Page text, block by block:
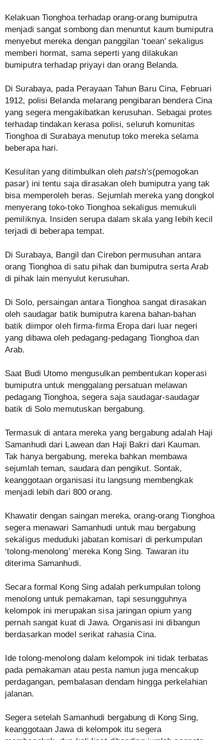
Kelakuan Tionghoa terhadap orang-orang bumiputra
menjadi sangat sombong dan menuntut kaum bumiputra
menyebut mereka dengan panggilan ‘toean’ sekaligus
memberi hormat, sama seperti yang dilakukan
bumiputra terhadap priyayi dan orang Belanda.
Di Surabaya, pada Perayaan Tahun Baru Cina, Februari
1912, polisi Belanda melarang pengibaran bendera Cina
yang segera mengakibatkan kerusuhan. Sebagai protes
terhadap tindakan kerasa polisi, seluruh komunitas
Tionghoa di Surabaya menutup toko mereka selama
beberapa hari.
Kesulitan yang ditimbulkan olehpatsh’s(pemogokan
pasar) ini tentu saja dirasakan oleh bumiputra yang tak
bisa memperoleh beras. Sejumlah mereka yang dongkol
menyerang toko-toko Tionghoa sekaligus memukuli
pemiliknya. Insiden serupa dalam skala yang lebih kecil
terjadi di beberapa tempat.
Di Surabaya, Bangil dan Cirebon permusuhan antara
orang Tionghoa di satu pihak dan bumiputra serta Arab
di pihak lain menyulut kerusuhan.
Di Solo, persaingan antara Tionghoa sangat dirasakan
oleh saudagar batik bumiputra karena bahan-bahan
batik diimpor oleh firma-firma Eropa dari luar negeri
yang dibawa oleh pedagang-pedagang Tionghoa dan
Arab.
Saat Budi Utomo mengusulkan pembentukan koperasi
bumiputra untuk menggalang persatuan melawan
pedagang Tionghoa, segera saja saudagar-saudagar
batik di Solo memutuskan bergabung.
Termasuk di antara mereka yang bergabung adalah Haji
Samanhudi dari Lawean dan Haji Bakri dari Kauman.
Tak hanya bergabung, mereka bahkan membawa
sejumlah teman, saudara dan pengikut. Sontak,
keanggotaan organisasi itu langsung membengkak
menjadi lebih dari 800 orang.
Khawatir dengan saingan mereka, orang-orang Tionghoa
segera menawari Samanhudi untuk mau bergabung
sekaligus meduduki jabatan komisari di perkumpulan
‘tolong-menolong’ mereka Kong Sing. Tawaran itu
diterima Samanhudi.
Secara formal Kong Sing adalah perkumpulan tolong
menolong untuk pemakaman, tapi sesungguhnya
kelompok ini merupakan sisa jaringan opium yang
pernah sangat kuat di Jawa. Organisasi ini dibangun
berdasarkan model serikat rahasia Cina.
Ide tolong-menolong dalam kelompok ini tidak terbatas
pada pemakaman atau pesta namun juga mencakup
perdagangan, pembalasan dendam hingga perkelahian
jalanan.
Segera setelah Samanhudi bergabung di Kong Sing,
keanggotaan Jawa di kelompok itu segera